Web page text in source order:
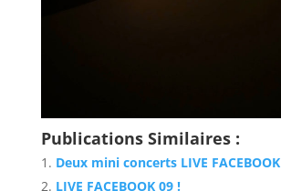
Publications Similaires :
Deux mini concerts LIVE FACEBOOK
LIVE FACEBOOK 09 !